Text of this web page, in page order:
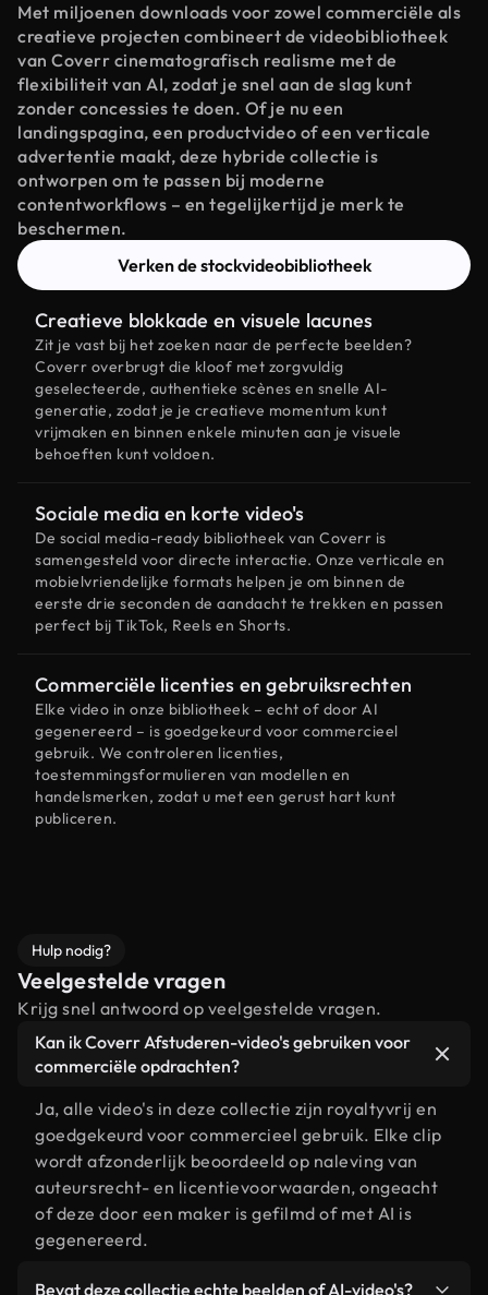
Met miljoenen downloads voor zowel commerciële als
creatieve projecten combineert de videobibliotheek
van Coverr cinematografisch realisme met de
flexibiliteit van AI, zodat je snel aan de slag kunt
zonder concessies te doen. Of je nu een
landingspagina, een productvideo of een verticale
advertentie maakt, deze hybride collectie is
ontworpen om te passen bij moderne
contentworkflows – en tegelijkertijd je merk te
beschermen.
Verken de stockvideobibliotheek
Creatieve blokkade en visuele lacunes
Zit je vast bij het zoeken naar de perfecte beelden?
Coverr overbrugt die kloof met zorgvuldig
geselecteerde, authentieke scènes en snelle AI-
generatie, zodat je je creatieve momentum kunt
vrijmaken en binnen enkele minuten aan je visuele
behoeften kunt voldoen.
Sociale media en korte video's
De social media-ready bibliotheek van Coverr is
samengesteld voor directe interactie. Onze verticale en
mobielvriendelijke formats helpen je om binnen de
eerste drie seconden de aandacht te trekken en passen
perfect bij TikTok, Reels en Shorts.
Commerciële licenties en gebruiksrechten
Elke video in onze bibliotheek – echt of door AI
gegenereerd – is goedgekeurd voor commercieel
gebruik. We controleren licenties,
toestemmingsformulieren van modellen en
handelsmerken, zodat u met een gerust hart kunt
publiceren.
Hulp nodig?
Veelgestelde vragen
Krijg snel antwoord op veelgestelde vragen.
Kan ik Coverr Afstuderen-video's gebruiken voor
commerciële opdrachten?
Ja, alle video's in deze collectie zijn royaltyvrij en
goedgekeurd voor commercieel gebruik. Elke clip
wordt afzonderlijk beoordeeld op naleving van
auteursrecht- en licentievoorwaarden, ongeacht
of deze door een maker is gefilmd of met AI is
gegenereerd.
Bevat deze collectie echte beelden of AI-video's?